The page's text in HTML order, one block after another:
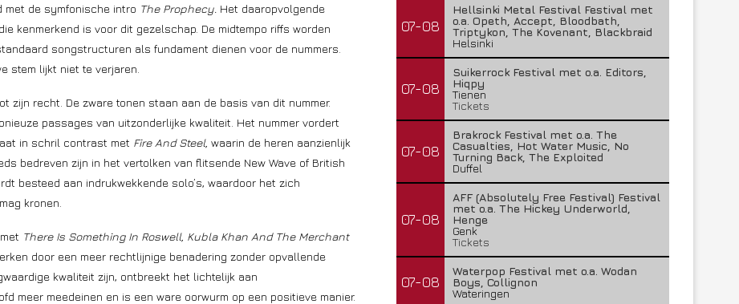
met de symfonische intro The Prophecy. Het daaropvolgende
kenmerkend is voor dit gezelschap. De midtempo riffs worden
songstructuren als fundament dienen voor de nummers.
stem lijkt niet te verjaren.
zijn recht. De zware tonen staan aan de basis van dit nummer.
passages van uitzonderlijke kwaliteit. Het nummer vordert
in schril contrast met Fire And Steel, waarin de heren aanzienlijk
bedreven zijn in het vertolken van flitsende New Wave of British
besteed aan indrukwekkende solo’s, waardoor het zich
kronen.
There Is Something In Roswell, Kubla Khan And The Merchant
door een meer rechtlijnige benadering zonder opvallende
kwaliteit zijn, ontbreekt het lichtelijk aan
meer meedeinen en is een ware oorwurm op een positieve manier.
07-08
Hellsinki Metal Festival Festival met
o.a. Opeth, Accept, Bloodbath,
Triptykon, The Kovenant, Blackbraid
Helsinki
07-08
Suikerrock Festival met o.a. Editors,
Hiqpy
Tienen
Tickets
07-08
Brakrock Festival met o.a. The
Casualties, Hot Water Music, No
Turning Back, The Exploited
Duffel
07-08
AFF (Absolutely Free Festival) Festival
met o.a. The Hickey Underworld,
Henge
Genk
Tickets
07-08
Waterpop Festival met o.a. Wodan
Boys, Collignon
Wateringen